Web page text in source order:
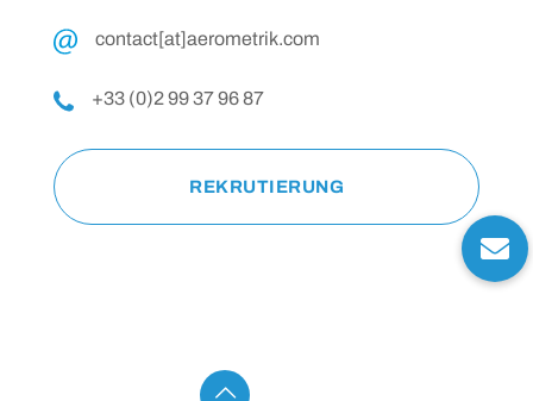
contact[at]aerometrik.com
+33 (0)2 99 37 96 87
REKRUTIERUNG